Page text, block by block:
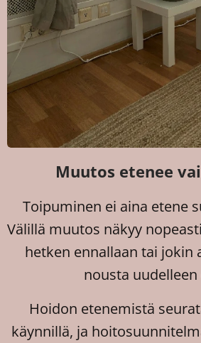
Muutos etenee
Toipuminen ei aina etene
Välillä muutos näkyy
hetken ennallaan tai jokin
nousta uudelleen
Hoidon etenemistä
käynnillä, ja